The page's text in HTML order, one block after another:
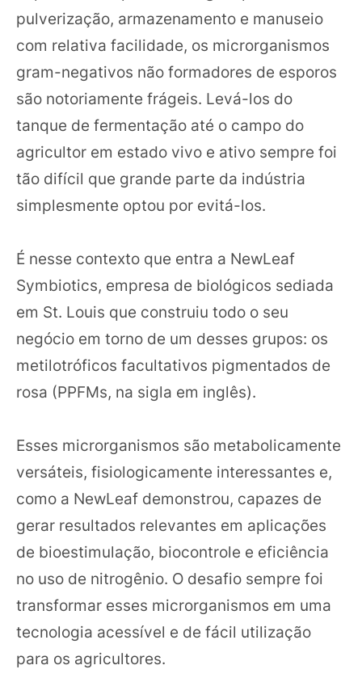
pulverização, armazenamento e manuseio
com relativa facilidade, os microrganismos
gram-negativos não formadores de esporos
são notoriamente frágeis. Levá-los do
tanque de fermentação até o campo do
agricultor em estado vivo e ativo sempre foi
tão difícil que grande parte da indústria
simplesmente optou por evitá-los.
É nesse contexto que entra a NewLeaf
Symbiotics, empresa de biológicos sediada
em St. Louis que construiu todo o seu
negócio em torno de um desses grupos: os
metilotróficos facultativos pigmentados de
rosa (PPFMs, na sigla em inglês).
Esses microrganismos são metabolicamente
versáteis, fisiologicamente interessantes e,
como a NewLeaf demonstrou, capazes de
gerar resultados relevantes em aplicações
de bioestimulação, biocontrole e eficiência
no uso de nitrogênio. O desafio sempre foi
transformar esses microrganismos em uma
tecnologia acessível e de fácil utilização
para os agricultores.